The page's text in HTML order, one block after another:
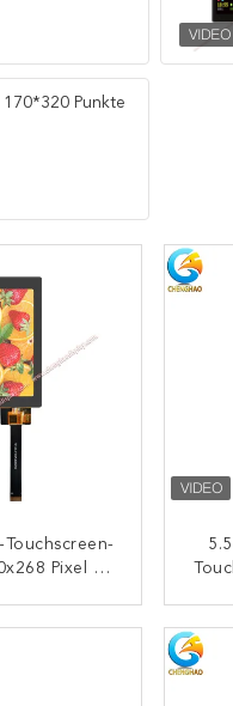
170*320 Punkte
Pixel 25